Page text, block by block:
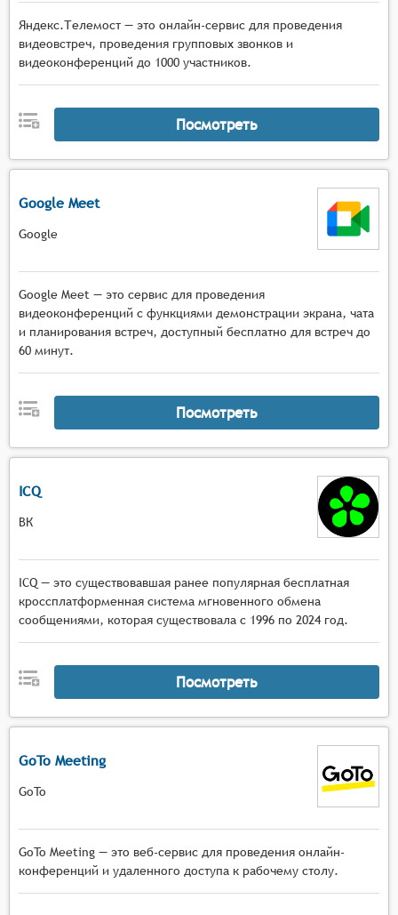
Яндекс.Телемост — это онлайн-сервис для проведения
видеовстреч, проведения групповых звонков и
видеоконференций до 1000 участников.
Посмотреть
Google Meet
Google
Google Meet — это сервис для проведения
видеоконференций с функциями демонстрации экрана, чата
и планирования встреч, доступный бесплатно для встреч до
60 минут.
Посмотреть
ICQ
ВК
ICQ — это существовавшая ранее популярная бесплатная
кроссплатформенная система мгновенного обмена
сообщениями, которая существовала с 1996 по 2024 год.
Посмотреть
GoTo Meeting
GoTo
GoTo Meeting — это веб-сервис для проведения онлайн-
конференций и удаленного доступа к рабочему столу.